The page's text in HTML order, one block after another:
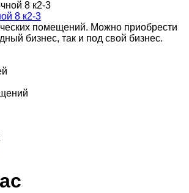
8 к2-3
помещений. Можно приобрести
бизнес, так и под свой бизнес.